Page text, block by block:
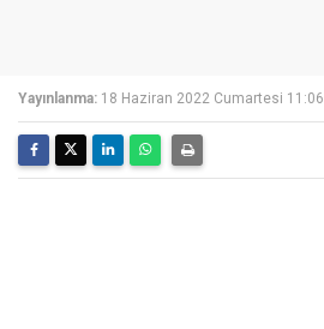
Yayınlanma: 18 Haziran 2022 Cumartesi 11:06